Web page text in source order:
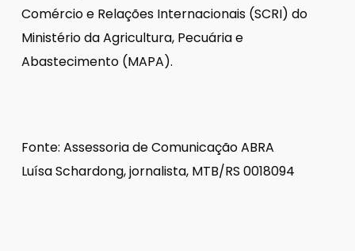
Comércio e Relações Internacionais (SCRI) do
Ministério da Agricultura, Pecuária e
Abastecimento (MAPA).
Fonte: Assessoria de Comunicação ABRA
Luísa Schardong, jornalista, MTB/RS 0018094